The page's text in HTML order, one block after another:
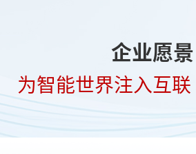
企业愿景
为智能世界注入互